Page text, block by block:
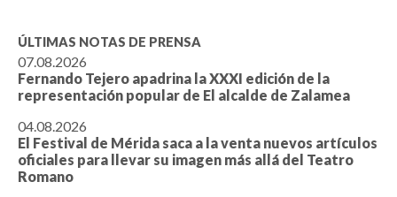
ÚLTIMAS NOTAS DE PRENSA
07.08.2026
Fernando Tejero apadrina la XXXI edición de la
representación popular de El alcalde de Zalamea
04.08.2026
El Festival de Mérida saca a la venta nuevos artículos
oficiales para llevar su imagen más allá del Teatro
Romano